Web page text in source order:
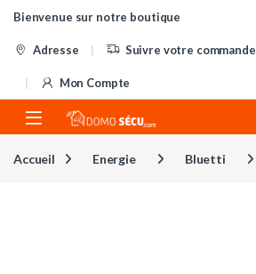
Skip to navigation
Skip to content
Bienvenue sur notre boutique
Adresse Suivre votre commande
Mon Compte
Accueil Energie Bluetti